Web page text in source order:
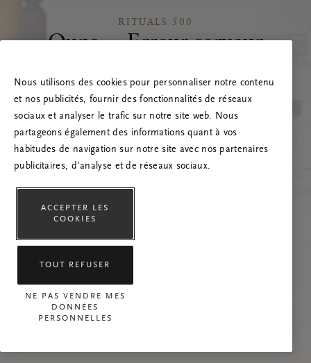
RITUALS 500
Oups… Erreur serveur
nous contacter si le problème persiste.
Nous utilisons des cookies pour personnaliser notre contenu
et nos publicités, fournir des fonctionnalités de réseaux
sociaux et analyser le trafic sur notre site web. Nous
partageons également des informations quant à vos
habitudes de navigation sur notre site avec nos partenaires
publicitaires, d'analyse et de réseaux sociaux.
ACCEPTER LES
COOKIES
TOUT REFUSER
NE PAS VENDRE MES
DONNÉES
PERSONNELLES